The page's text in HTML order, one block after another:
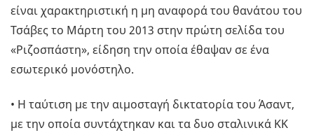
είναι χαρακτηριστική η μη αναφορά του θανάτου του
Τσάβες το Μάρτη του 2013 στην πρώτη σελίδα του
«Ριζοσπάστη», είδηση την οποία έθαψαν σε ένα
εσωτερικό μονόστηλο.
• Η ταύτιση με την αιμοσταγή δικτατορία του Άσαντ,
με την οποία συντάχτηκαν και τα δυο σταλινικά ΚΚ